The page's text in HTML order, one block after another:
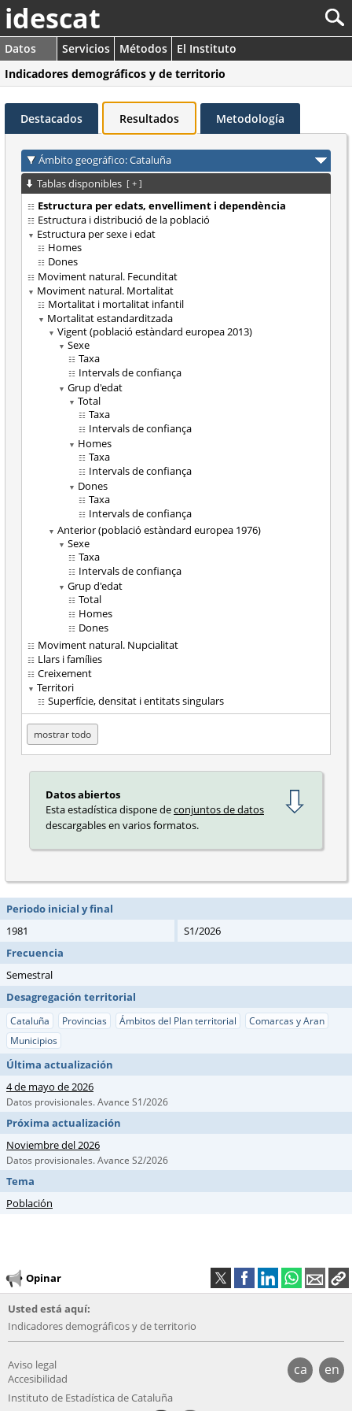
idescat
Datos Servicios Métodos
El Instituto
Indicadores demográficos y de territorio
Destacados Resultados Metodología
Ámbito geográfico: Cataluña
Tablas disponibles [ + ]
Estructura per edats, envelliment i dependència
Estructura i distribució de la població
Estructura per sexe i edat
Homes
Dones
Moviment natural. Fecunditat
Moviment natural. Mortalitat
Mortalitat i mortalitat infantil
Mortalitat estandarditzada
Vigent (població estàndard europea 2013)
Sexe
Taxa
Intervals de confiança
Grup d'edat
Total
Taxa
Intervals de confiança
Homes
Taxa
Intervals de confiança
Dones
Taxa
Intervals de confiança
Anterior (població estàndard europea 1976)
Sexe
Taxa
Intervals de confiança
Grup d'edat
Total
Homes
Dones
Moviment natural. Nupcialitat
Llars i famílies
Creixement
Territori
Superfície, densitat i entitats singulars
mostrar todo
Datos abiertos
Esta estadística dispone deconjuntos de datos
descargables en varios formatos.
Periodo inicial y final
1981
S1/2026
Frecuencia
Semestral
Desagregación territorial
Cataluña Provincias Ámbitos del Plan territorial
Comarcas y Aran
Municipios
Última actualización
4 de mayo de 2026
Datos provisionales. Avance S1/2026
Próxima actualización
Noviembre del 2026
Datos provisionales. Avance S2/2026
Tema
Población
Opinar
Usted está aquí:
Indicadores demográficos y de territorio
ca en
Aviso legal
Accesibilidad
Instituto de Estadística de Cataluña